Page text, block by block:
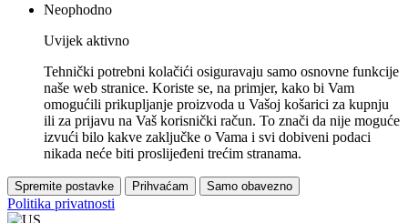
Neophodno
Uvijek aktivno
Tehnički potrebni kolačići osiguravaju samo osnovne funkcije
naše web stranice. Koriste se, na primjer, kako bi Vam
omogućili prikupljanje proizvoda u Vašoj košarici za kupnju
ili za prijavu na Vaš korisnički račun. To znači da nije moguće
izvući bilo kakve zaključke o Vama i svi dobiveni podaci
nikada neće biti proslijeđeni trećim stranama.
Spremite postavke Prihvaćam Samo obavezno
Politika privatnosti